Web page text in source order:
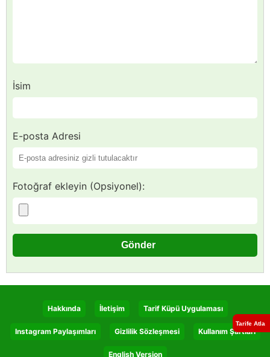
İsim
E-posta Adresi
Fotoğraf ekleyin (Opsiyonel):
Tarife Atla
Hakkında İletişim Tarif Küpü Uygulaması
Instagram Paylaşımları Gizlilik Sözleşmesi Kullanım Şartları
English Version